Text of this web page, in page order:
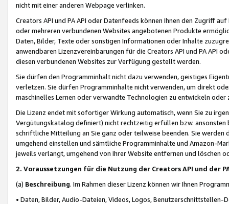
nicht mit einer anderen Webpage verlinken.
Creators API und PA API oder Datenfeeds können Ihnen den Zugriff
oder mehreren verbundenen Websites angebotenen Produkte
Daten, Bilder, Texte oder sonstigen Informationen oder Inhalte
anwendbaren Lizenzvereinbarungen für die Creators API und PA API
diesen verbundenen Websites zur Verfügung gestellt werden.
Sie dürfen den Programminhalt nicht dazu verwenden, geistiges
verletzen. Sie dürfen Programminhalte nicht verwenden, um direkt
maschinelles Lernen oder verwandte Technologien zu entwickeln
Die Lizenz endet mit sofortiger Wirkung automatisch, wenn Sie zu
Vergütungskatalog definiert) nicht rechtzeitig erfüllen bzw. ansonsten
schriftliche Mitteilung an Sie ganz oder teilweise beenden. Sie werden
umgehend einstellen und sämtliche Programminhalte und Amazon-
jeweils verlangt, umgehend von Ihrer Website entfernen und löschen
2. Voraussetzungen für die Nutzung der Creators API und der
(a) Beschreibung. Im Rahmen dieser Lizenz können wir Ihnen
• Daten, Bilder, Audio-Dateien, Videos, Logos, Benutzerschnittstellen-